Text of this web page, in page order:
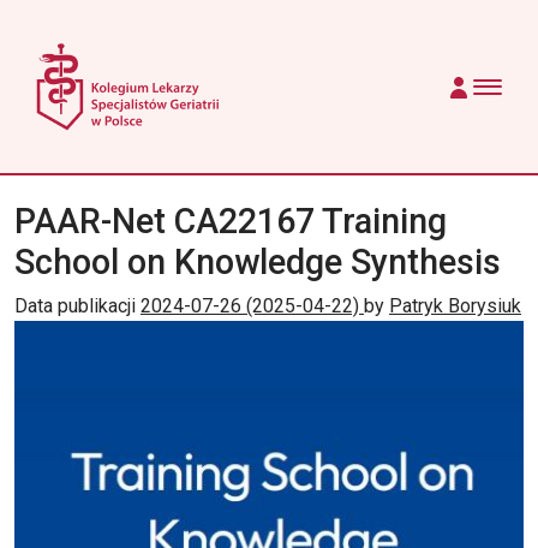
Main Navigation
PAAR-Net CA22167 Training
School on Knowledge Synthesis
Data publikacji 2024-07-26 (2025-04-22) by Patryk Borysiuk